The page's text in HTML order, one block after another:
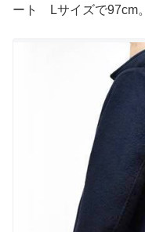
ート Lサイズで97cm。